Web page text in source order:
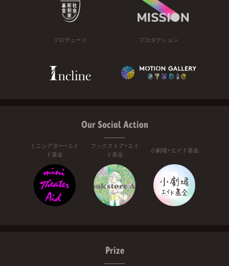
プロデュース プロダクション
Our Social Action
ミニシアター・エイ
ド基金
ブックストア・エイ
ド基金
小劇場・エイド基金
Prize